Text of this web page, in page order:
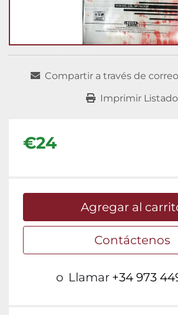
Compartir a través de
Imprimir Listado
€24
Agregar al
Contáctenos
o Llamar +34 973